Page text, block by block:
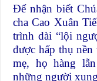
Để nhận biết
cha Cao Xuân
trình dài “lội
được hấp thụ nền
mẹ, họ hàng
những người